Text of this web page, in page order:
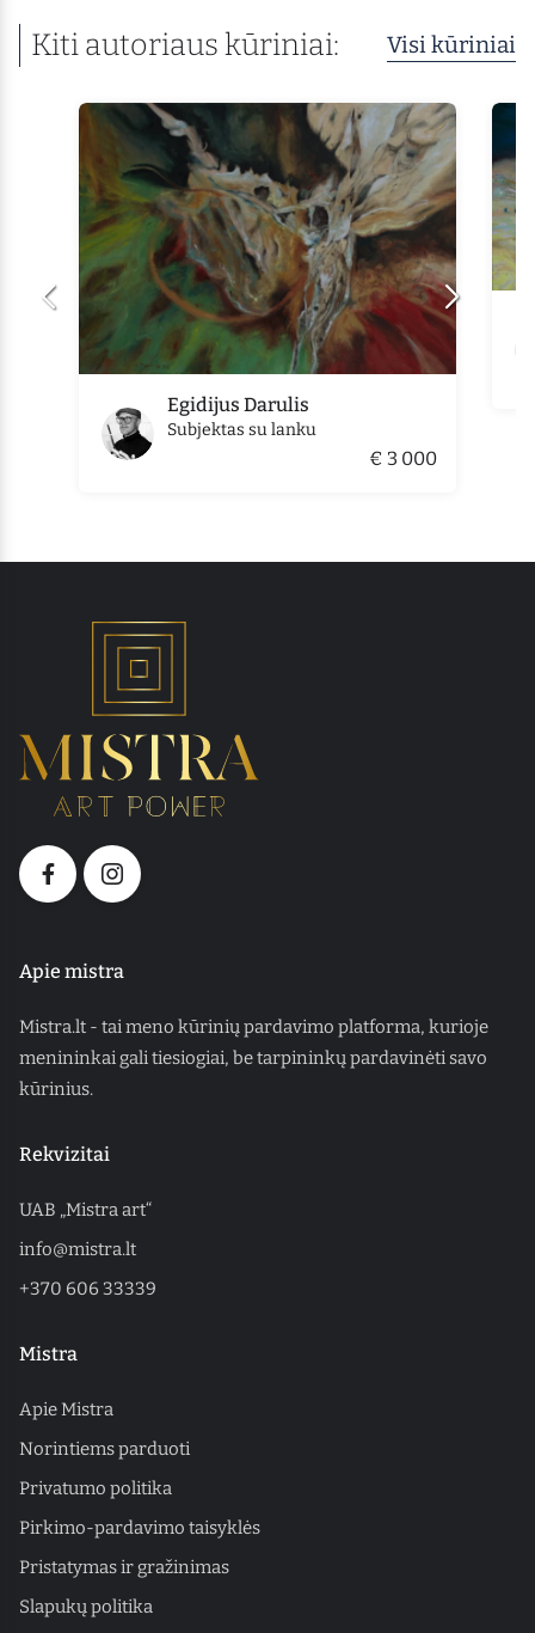
Kiti autoriaus kūriniai: Visi kūriniai
Egidijus Darulis
Subjektas su lanku
€ 3 000
Apie mistra
Mistra.lt - tai meno kūrinių pardavimo platforma, kurioje
menininkai gali tiesiogiai, be tarpininkų pardavinėti savo
kūrinius.
Rekvizitai
UAB „Mistra art“
info@mistra.lt
+370 606 33339
Mistra
Apie Mistra
Norintiems parduoti
Privatumo politika
Pirkimo-pardavimo taisyklės
Pristatymas ir gražinimas
Slapukų politika